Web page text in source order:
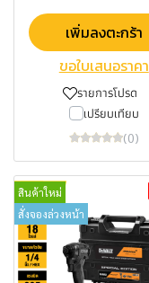
เพิ่มลงตะกร้า
ขอใบเสนอราคา
รายการโปรด
เปรียบเทียบ
(0)
สินค้าใหม่
สั่งจองล่วงหน้า